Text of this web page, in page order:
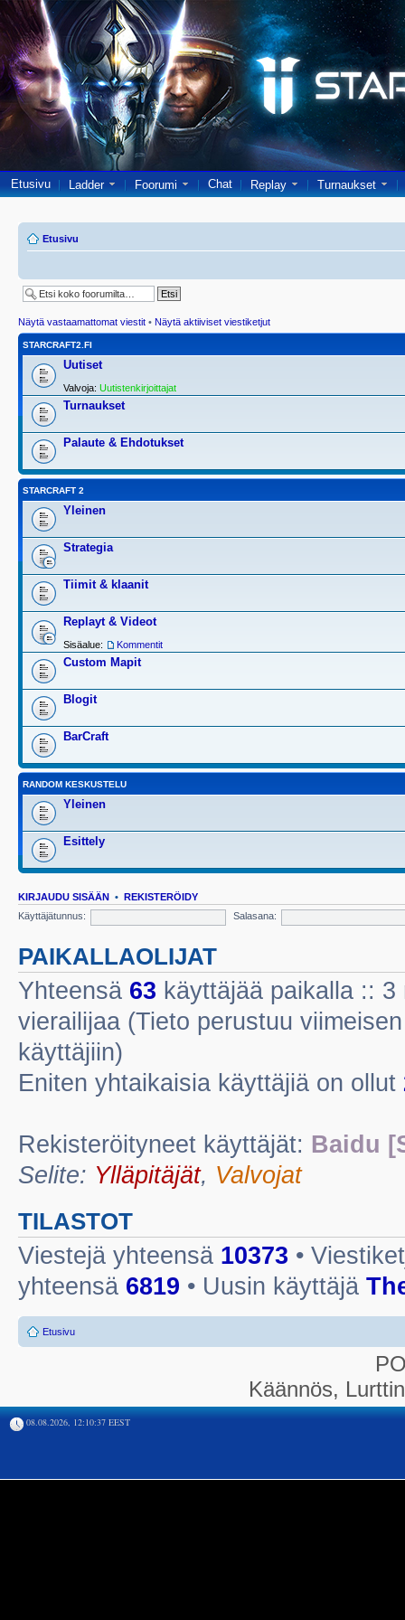
Etusivu Ladder Foorumi Chat Replay Turnaukset
Etusivu
Näytä vastaamattomat viestit • Näytä aktiiviset viestiketjut
STARCRAFT2.FI
Uutiset
Valvoja: Uutistenkirjoittajat
Turnaukset
Palaute & Ehdotukset
STARCRAFT 2
Yleinen
Strategia
Tiimit & klaanit
Replayt & Videot
Sisäalue: Kommentit
Custom Mapit
Blogit
BarCraft
RANDOM KESKUSTELU
Yleinen
Esittely
KIRJAUDU SISÄÄN • REKISTERÖIDY
Käyttäjätunnus:
Salasana:
PAIKALLAOLIJAT
Yhteensä 63 käyttäjää paikalla ::
vierailijaa (Tieto perustuu
käyttäjiin)
Eniten yhtaikaisia käyttäjiä on ollut
Rekisteröityneet käyttäjät: Baidu
Selite: Ylläpitäjät, Valvojat
TILASTOT
Viestejä yhteensä 10373 •
yhteensä 6819 • Uusin käyttäjä
Etusivu
Käännös,
08.08.2026, 12:10:37 EEST